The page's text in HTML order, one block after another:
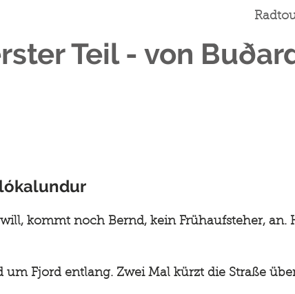
Teil - von
kommt noch Bernd, kein Frühaufsteher, an.
Fjord entlang. Zwei Mal kürzt die Straße